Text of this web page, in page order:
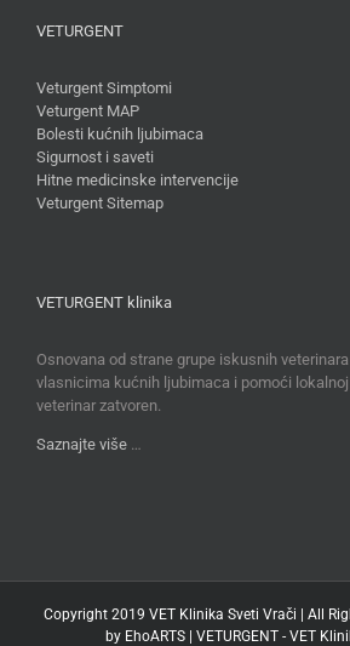
VETURGENT
Veturgent Simptomi
Veturgent MAP
Bolesti kućnih ljubimaca
Sigurnost i saveti
Hitne medicinske intervencije
Veturgent Sitemap
VETURGENT klinika
Osnovana od strane grupe iskusnih
vlasnicima kućnih ljubimaca i pomoći
veterinar zatvoren.
Saznajte više …
Copyright 2019 VET Klinika Sveti Vrači | All
by EhoARTS VETURGENT - VET